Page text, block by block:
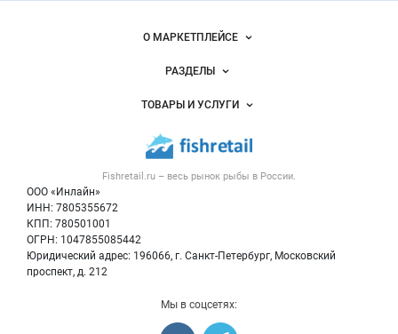
Важные разделы и контакты
Fishretail.ru – весь рынок рыбы в России.
ООО «Инлайн»
ИНН: 7805355672
КПП: 780501001
ОГРН: 1047855085442
Юридический адрес: 196066, г. Санкт-Петербург, Московский
проспект, д. 212
Навигация по сайтуО МАРКЕТПЛЕЙСЕ
Новости Fishretail.ru
Размещение рекламы
Публичная оферта
Контактная информация
Политика обработки персональных данных
РАЗДЕЛЫ
Объявления
Новости рынка
Блог
ТОВАРЫ И УСЛУГИ
Рыба
Икра
Мы в соцсетях: